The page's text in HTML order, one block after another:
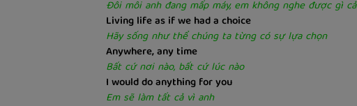
Đôi môi anh đang mấp máy, em không nghe được gì cả
Living life as if we had a choice
Hãy sống như thể chúng ta từng có sự lựa chọn
Anywhere, any time
Bất cứ nơi nào, bất cứ lúc nào
I would do anything for you
Em sẽ làm tất cả vì anh